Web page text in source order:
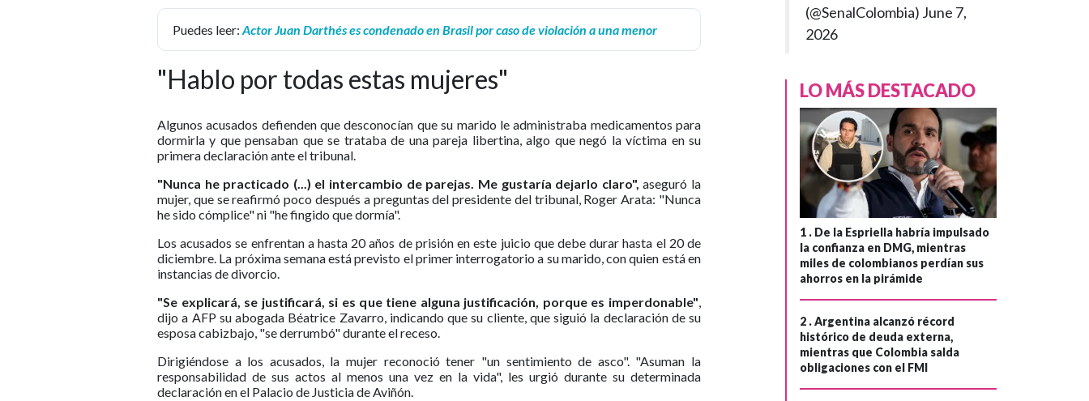
Puedes leer: Actor Juan Darthés es condenado en Brasil por caso de violación a una menor
"Hablo por todas estas mujeres"
Algunos acusados defienden que desconocían que su marido le administraba medicamentos para
dormirla y que pensaban que se trataba de una pareja libertina, algo que negó la víctima en su
primera declaración ante el tribunal.
"Nunca he practicado (...) el intercambio de parejas. Me gustaría dejarlo claro", aseguró la
mujer, que se reafirmó poco después a preguntas del presidente del tribunal, Roger Arata: "Nunca
he sido cómplice" ni "he fingido que dormía".
Los acusados se enfrentan a hasta 20 años de prisión en este juicio que debe durar hasta el 20 de
diciembre. La próxima semana está previsto el primer interrogatorio a su marido, con quien está en
instancias de divorcio.
"Se explicará, se justificará, si es que tiene alguna justificación, porque es imperdonable",
dijo a AFP su abogada Béatrice Zavarro, indicando que su cliente, que siguió la declaración de su
esposa cabizbajo, "se derrumbó" durante el receso.
Dirigiéndose a los acusados, la mujer reconoció tener "un sentimiento de asco". "Asuman la
responsabilidad de sus actos al menos una vez en la vida", les urgió durante su determinada
declaración en el Palacio de Justicia de Aviñón.
(@SenalColombia) June 7,
2026
LO MÁS DESTACADO
1 . De la Espriella habría impulsado
la confianza en DMG, mientras
miles de colombianos perdían sus
ahorros en la pirámide
2 .Argentina alcanzó récord
histórico de deuda externa,
mientras que Colombia salda
obligaciones con el FMI